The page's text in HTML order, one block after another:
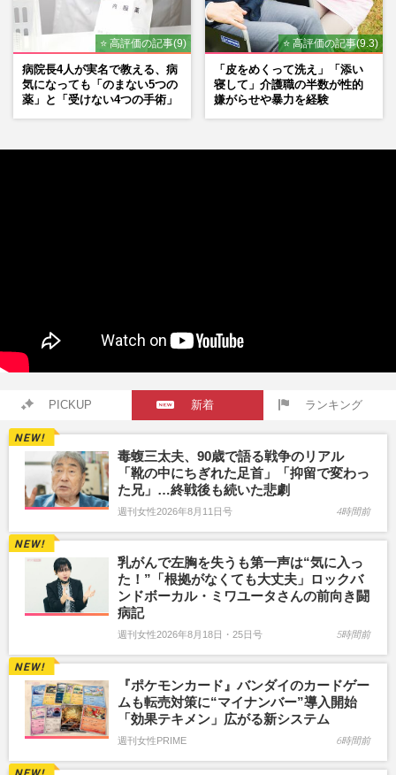
⭐ 高評価の記事(9)
病院長4人が実名で教える、病
気になっても「のまない5つの
薬」と「受けない4つの手術」
⭐ 高評価の記事(9.3)
「皮をめくって洗え」「添い
寝して」介護職の半数が性的
嫌がらせや暴力を経験
PICKUP 新着 ランキング
毒蝮三太夫、90歳で語る戦争のリアル
「靴の中にちぎれた足首」「抑留で変わっ
た兄」…終戦後も続いた悲劇
週刊女性2026年8月11日号 4時間前
乳がんで左胸を失うも第一声は“気に入っ
た！”「根拠がなくても大丈夫」ロックバ
ンドボーカル・ミワユータさんの前向き闘
病記
週刊女性2026年8月18日・25日号 5時間前
『ポケモンカード』バンダイのカードゲー
ムも転売対策に“マイナンバー”導入開始
「効果テキメン」広がる新システム
週刊女性PRIME 6時間前